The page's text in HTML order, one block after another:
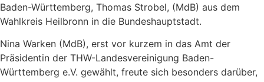
Baden-Württemberg, Thomas Strobel, (MdB) aus dem
Wahlkreis Heilbronn in die Bundeshauptstadt.
Nina Warken (MdB), erst vor kurzem in das Amt der
Präsidentin der THW-Landesvereinigung Baden-
Württemberg e.V. gewählt, freute sich besonders darüber,